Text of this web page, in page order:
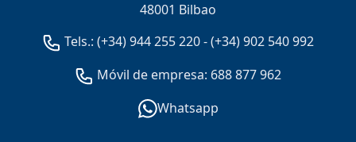
48001 Bilbao
Tels.: (+34) 944 255 220-(+34) 902 540 992
Móvil de empresa: 688 877 962
Whatsapp